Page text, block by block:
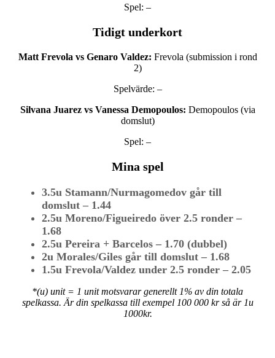
Spel: –
Tidigt underkort
Matt Frevola vs Genaro Valdez: Frevola (submission i rond
2)
Spelvärde: –
Silvana Juarez vs Vanessa Demopoulos: Demopoulos (via
domslut)
Spel: –
Mina spel
3.5u Stamann/Nurmagomedov går till
domslut – 1.44
2.5u Moreno/Figueiredo över 2.5 ronder –
1.68
2.5u Pereira + Barcelos – 1.70 (dubbel)
2u Morales/Giles går till domslut – 1.68
1.5u Frevola/Valdez under 2.5 ronder – 2.05
*(u) unit = 1 unit motsvarar generellt 1% av din totala
spelkassa. Är din spelkassa till exempel 100 000 kr så är 1u
1000kr.